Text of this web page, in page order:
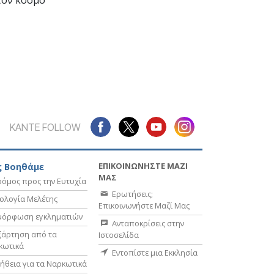
ΚΑΝΤΕ FOLLOW
Βοηθάμε
προς την Ευτυχία
Μελέτης
εγκληματιών
από τα
για τα Ναρκωτικά
ΕΠΙΚΟΙΝΩΝΗΣΤΕ ΜΑΖΙ
ΜΑΣ
Ερωτήσεις;
Επικοινωνήστε Μαζί Μας
Ανταποκρίσεις στην
Ιστοσελίδα
Εντοπίστε μια Εκκλησία